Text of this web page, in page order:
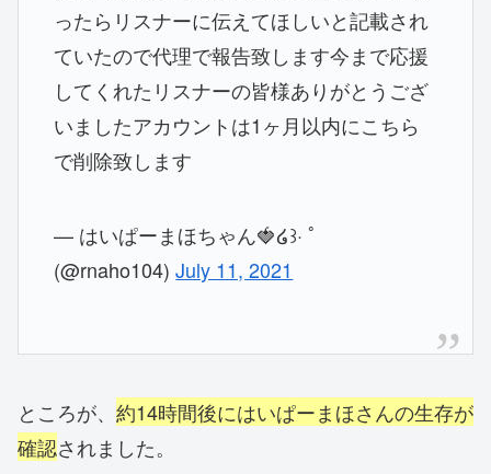
ったらリスナーに伝えてほしいと記載され
ていたので代理で報告致します今まで応援
してくれたリスナーの皆様ありがとうござ
いましたアカウントは1ヶ月以内にこちら
で削除致します
— はいぱーまほちゃん🍓໒꒱· ﾟ
(@rnaho104)July 11, 2021
ところが、 約14時間後にはいぱーまほさんの生存が
確認されました。